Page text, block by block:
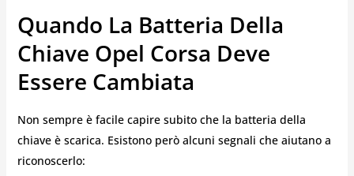
Quando La Batteria Della
Chiave Opel Corsa Deve
Essere Cambiata
Non sempre è facile capire subito che la batteria della
chiave è scarica. Esistono però alcuni segnali che aiutano a
riconoscerlo: